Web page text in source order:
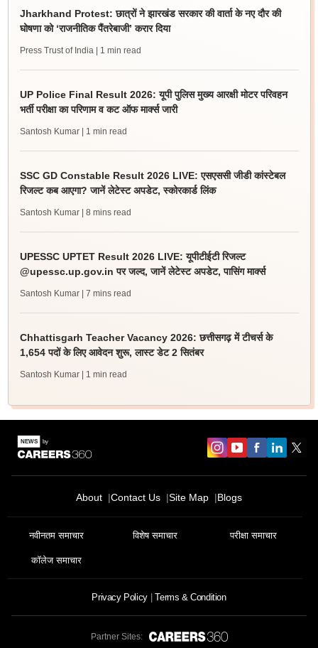
Jharkhand Protest: छात्रों ने झारखंड सरकार की वार्ता के नए दौर की
घोषणा को ‘राजनीतिक पैंतरेबाजी’ करार दिया
Press Trust of India | 1 min read
UP Police Final Result 2026: यूपी पुलिस मुख्य आरक्षी मोटर परिवहन
भर्ती परीक्षा का परिणाम व कट ऑफ मार्क्स जारी
Santosh Kumar | 1 min read
SSC GD Constable Result 2026 LIVE: एसएससी जीडी कांस्टेबल
रिजल्ट कब आएगा? जानें लेटेस्ट अपडेट, स्कोरकार्ड लिंक
Santosh Kumar | 8 mins read
UPESSC UPTET Result 2026 LIVE: यूपीटीईटी रिजल्ट
@upessc.up.gov.in पर जल्द, जानें लेटेस्ट अपडेट, पासिंग मार्क्स
Santosh Kumar | 7 mins read
Chhattisgarh Teacher Vacancy 2026: छत्तीसगढ़ में टीचर्स के
1,654 पदों के लिए आवेदन शुरू, लास्ट डेट 2 सितंबर
Santosh Kumar | 1 min read
About Contact Us Site Map Blogs
नवीनतम समाचार विशेष समाचार परीक्षा समाचार
कॉलेज समाचार
Privacy Policy Terms & Condition
Partner Sites: